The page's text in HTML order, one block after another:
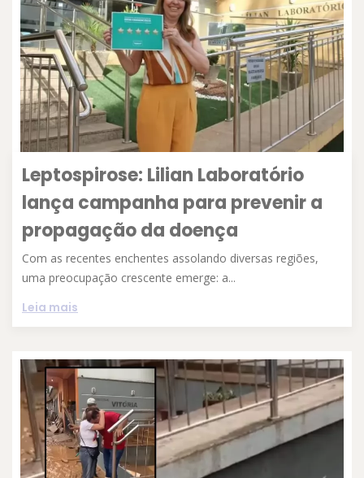
Leptospirose: Lilian Laboratório
lança campanha para prevenir a
propagação da doença
Com as recentes enchentes assolando diversas regiões,
uma preocupação crescente emerge: a...
Leia mais